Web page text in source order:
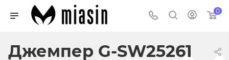
0
Джемпер G-SW25261